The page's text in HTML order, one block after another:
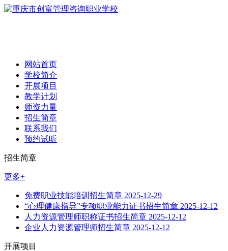
网站首页
学校简介
开展项目
教学计划
师资力量
招生简章
联系我们
预约试听
招生简章
更多+
免费职业技能培训招生简章 2025-12-29
“心理健康指导”专项职业能力证书招生简章 2025-12-12
人力资源管理师职称证书招生简章 2025-12-12
企业人力资源管理师招生简章 2025-12-12
开展项目